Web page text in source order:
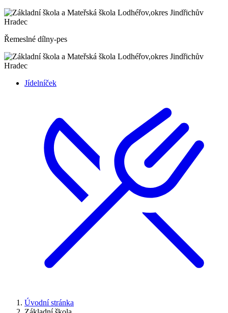
Řemeslné dílny-pes
Jídelníček
Úvodní stránka